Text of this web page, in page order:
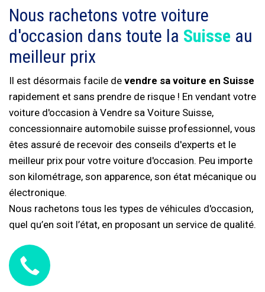
Nous rachetons votre voiture
d'occasion dans toute la Suisse au
meilleur prix
Il est désormais facile de vendre sa voiture en Suisse
rapidement et sans prendre de risque ! En vendant votre
voiture d'occasion à Vendre sa Voiture Suisse,
concessionnaire automobile suisse professionnel, vous
êtes assuré de recevoir des conseils d'experts et le
meilleur prix pour votre voiture d'occasion. Peu importe
son kilométrage, son apparence, son état mécanique ou
électronique.
Nous rachetons tous les types de véhicules d'occasion,
quel qu’en soit l’état, en proposant un service de qualité.